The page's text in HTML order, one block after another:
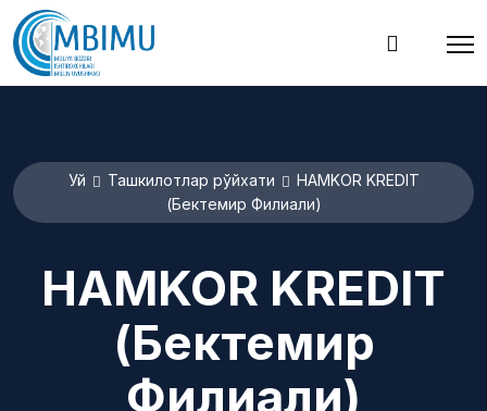
Уй Ташкилотлар рўйхати
HAMKOR KREDIT
(Бектемир Филиали)
HAMKOR KREDIT
(Бектемир
Филиали)